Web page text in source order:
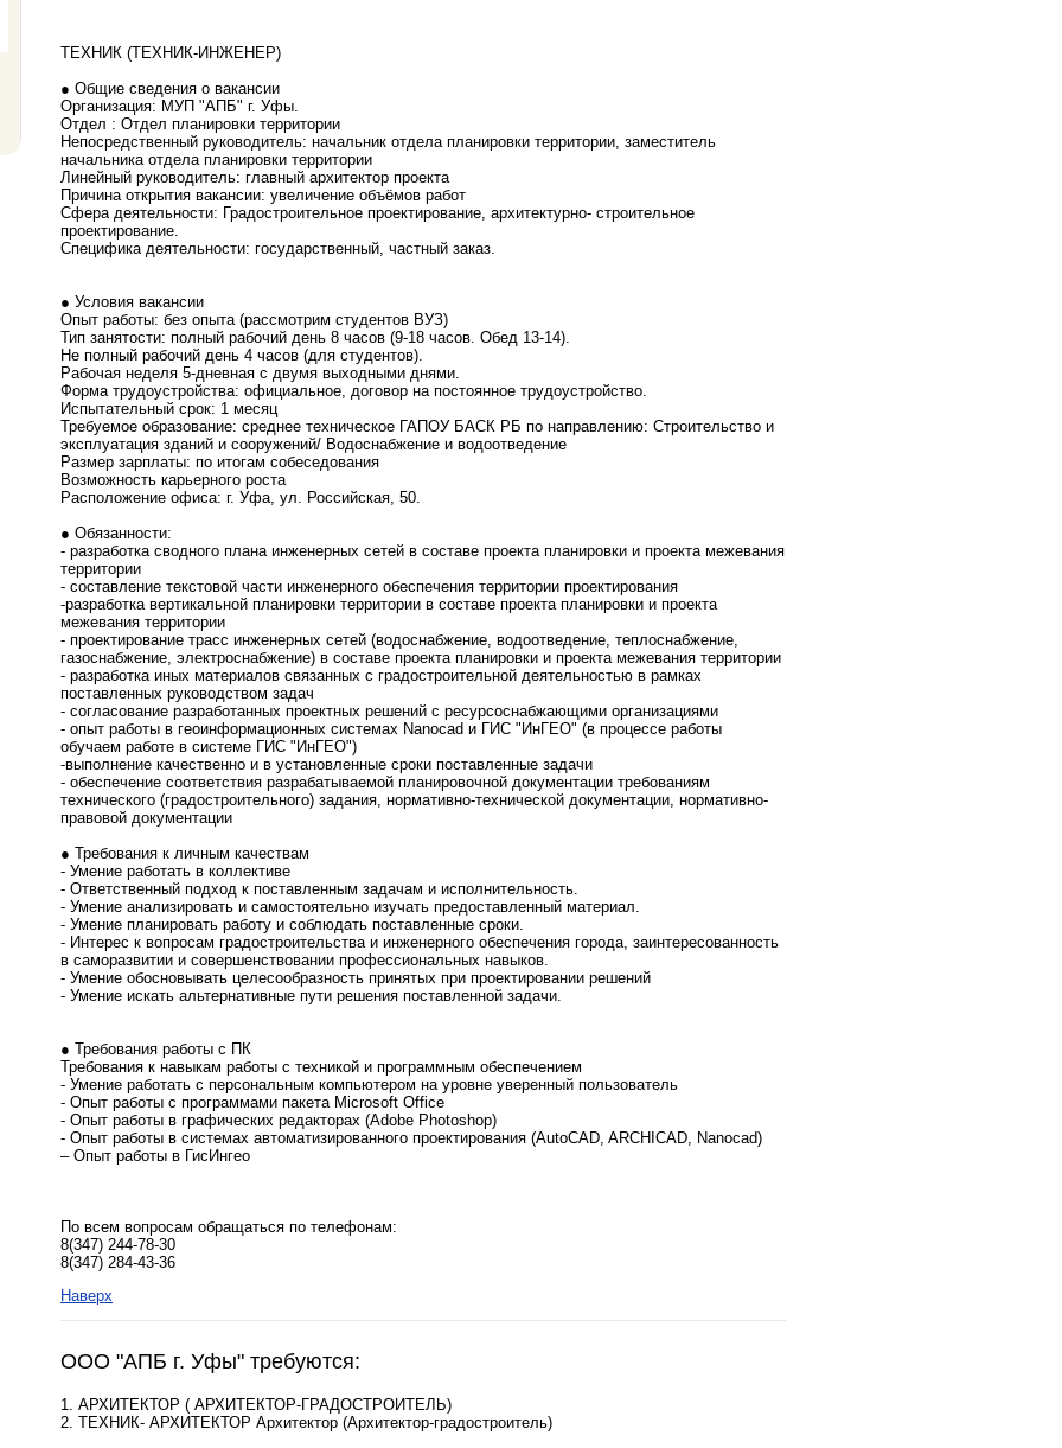
ТЕХНИК (ТЕХНИК-ИНЖЕНЕР)
● Общие сведения о вакансии
Организация: МУП "АПБ" г. Уфы.
Отдел : Отдел планировки территории
Непосредственный руководитель: начальник отдела планировки территории, заместитель
начальника отдела планировки территории
Линейный руководитель: главный архитектор проекта
Причина открытия вакансии: увеличение объёмов работ
Сфера деятельности: Градостроительное проектирование, архитектурно- строительное
проектирование.
Специфика деятельности: государственный, частный заказ.
● Условия вакансии
Опыт работы: без опыта (рассмотрим студентов ВУЗ)
Тип занятости: полный рабочий день 8 часов (9-18 часов. Обед 13-14).
Не полный рабочий день 4 часов (для студентов).
Рабочая неделя 5-дневная с двумя выходными днями.
Форма трудоустройства: официальное, договор на постоянное трудоустройство.
Испытательный срок: 1 месяц
Требуемое образование: среднее техническое ГАПОУ БАСК РБ по направлению: Строительство и
эксплуатация зданий и сооружений/ Водоснабжение и водоотведение
Размер зарплаты: по итогам собеседования
Возможность карьерного роста
Расположение офиса: г. Уфа, ул. Российская, 50.
● Обязанности:
- разработка сводного плана инженерных сетей в составе проекта планировки и проекта межевания
территории
- составление текстовой части инженерного обеспечения территории проектирования
-разработка вертикальной планировки территории в составе проекта планировки и проекта
межевания территории
- проектирование трасс инженерных сетей (водоснабжение, водоотведение, теплоснабжение,
газоснабжение, электроснабжение) в составе проекта планировки и проекта межевания территории
- разработка иных материалов связанных с градостроительной деятельностью в рамках
поставленных руководством задач
- согласование разработанных проектных решений с ресурсоснабжающими организациями
- опыт работы в геоинформационных системах Nanocad и ГИС "ИнГЕО" (в процессе работы
обучаем работе в системе ГИС "ИнГЕО")
-выполнение качественно и в установленные сроки поставленные задачи
- обеспечение соответствия разрабатываемой планировочной документации требованиям
технического (градостроительного) задания, нормативно-технической документации, нормативно-
правовой документации
● Требования к личным качествам
- Умение работать в коллективе
- Ответственный подход к поставленным задачам и исполнительность.
- Умение анализировать и самостоятельно изучать предоставленный материал.
- Умение планировать работу и соблюдать поставленные сроки.
- Интерес к вопросам градостроительства и инженерного обеспечения города, заинтересованность
в саморазвитии и совершенствовании профессиональных навыков.
- Умение обосновывать целесообразность принятых при проектировании решений
- Умение искать альтернативные пути решения поставленной задачи.
● Требования работы с ПК
Требования к навыкам работы с техникой и программным обеспечением
- Умение работать с персональным компьютером на уровне уверенный пользователь
- Опыт работы с программами пакета Microsoft Office
- Опыт работы в графических редакторах (Adobe Photoshop)
- Опыт работы в системах автоматизированного проектирования (AutoCAD, ARCHICAD, Nanocad)
– Опыт работы в ГисИнгео
По всем вопросам обращаться по телефонам:
8(347) 244-78-30
8(347) 284-43-36
Наверх
ООО "АПБ г. Уфы" требуются:
1. АРХИТЕКТОР ( АРХИТЕКТОР-ГРАДОСТРОИТЕЛЬ)
2. ТЕХНИК- АРХИТЕКТОР Архитектор (Архитектор-градостроитель)